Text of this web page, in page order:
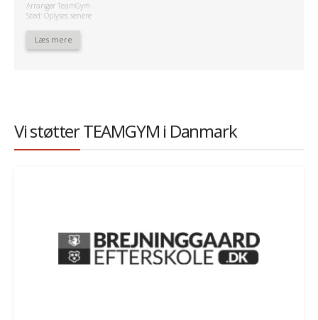
Arrangør TeamGym
Sted: Oplyses senere
Læs mere
Vi støtter TEAMGYM i Danmark